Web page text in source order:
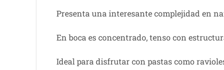
Presenta una interesante complejidad en
En boca es concentrado, tenso con
Ideal para disfrutar con pastas como